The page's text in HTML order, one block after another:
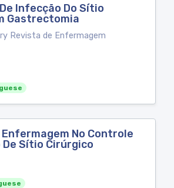
Infecção Do Sítio
Gastrectomia
Revista de Enfermagem
Enfermagem No Controle
De Sítio Cirúrgico